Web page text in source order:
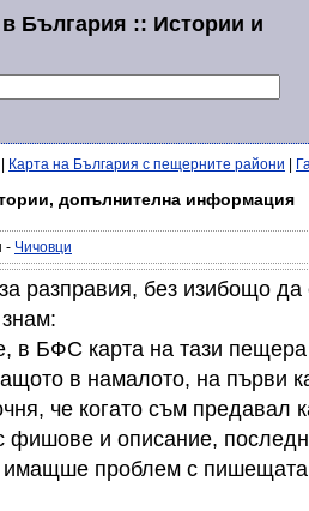
България :: Истории и
Карта на България с пещерните райони
допълнителна информация
- Чичовци
разправия, без изибощо
в БФС карта на тази пещера
в намалото, на първи
че когато съм предавал
фишове и описание,
имащше проблем с